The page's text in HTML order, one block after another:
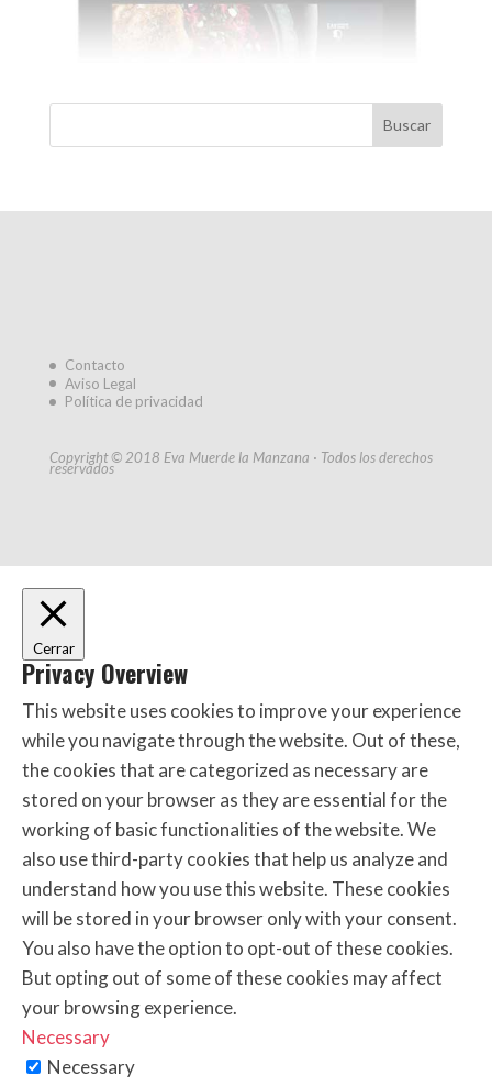
Contacto
Aviso Legal
Política de privacidad
Copyright © 2018 Eva Muerde la Manzana · Todos los derechos
reservados
Cerrar
Privacy Overview
This website uses cookies to improve your experience
while you navigate through the website. Out of these,
the cookies that are categorized as necessary are
stored on your browser as they are essential for the
working of basic functionalities of the website. We
also use third-party cookies that help us analyze and
understand how you use this website. These cookies
will be stored in your browser only with your consent.
You also have the option to opt-out of these cookies.
But opting out of some of these cookies may affect
your browsing experience.
Necessary
Necessary